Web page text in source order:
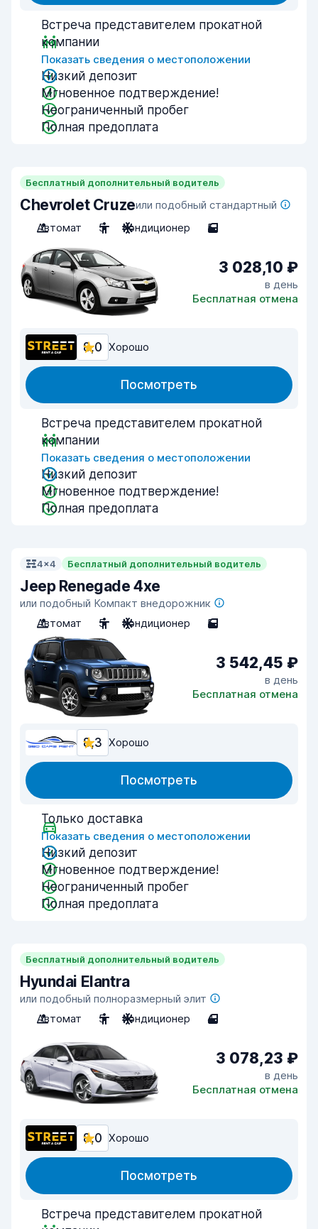
Встреча представителем прокатной
компании
Показать сведения о местоположении
Низкий депозит
Мгновенное подтверждение!
Неограниченный пробег
Полная предоплата
Бесплатный дополнительный водитель
Chevrolet Cruzeили подобный стандартный
Автомат
5 Кондиционер 5
3 028,10 ₽
в день
Бесплатная отмена
8,0 Хорошо
Посмотреть
Встреча представителем прокатной
компании
Показать сведения о местоположении
Низкий депозит
Мгновенное подтверждение!
Полная предоплата
4x4 Бесплатный дополнительный водитель
Jeep Renegade 4xe
или подобный Компакт внедорожник
Автомат
5 Кондиционер 5
3 542,45 ₽
в день
Бесплатная отмена
8,3 Хорошо
Посмотреть
Только доставка
Показать сведения о местоположении
Низкий депозит
Мгновенное подтверждение!
Неограниченный пробег
Полная предоплата
Бесплатный дополнительный водитель
Hyundai Elantra
или подобный полноразмерный элит
Автомат
5 Кондиционер 4
3 078,23 ₽
в день
Бесплатная отмена
8,0 Хорошо
Посмотреть
Встреча представителем прокатной